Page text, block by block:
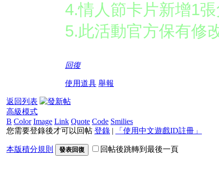
4.情人節卡片新增1
5.此活動官方保有修
回復
使用道具 舉報
返回列表
高級模式
B Color Image Link Quote Code Smilies
您需要登錄後才可以回帖 登錄 | 「使用中文遊戲ID註冊」
本版積分規則 發表回復 回帖後跳轉到最後一頁